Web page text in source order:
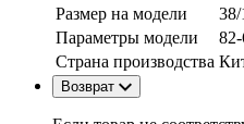
Размер на модели
38/
Параметры модели
Страна производства
Возврат